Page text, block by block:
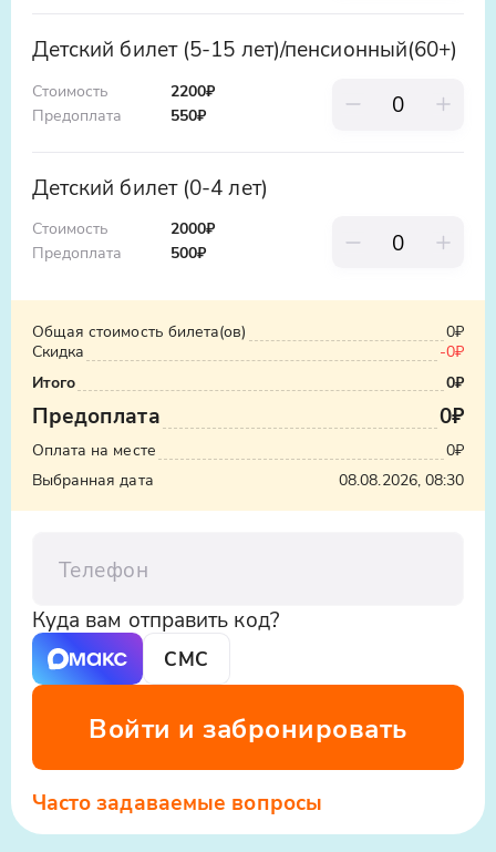
а так же погодные условия, организатор
erid:5jtCeReNx12oajvEYHEZWY9
Детский билет (5-15 лет)/пенсионный(60+)
Стоимость
Предоплата
2200₽
550₽
Детский билет (0-4 лет)
Стоимость
Предоплата
2000₽
500₽
Общая стоимость билета(ов)
0₽
Скидка
-0₽
Итого
0₽
Предоплата 0₽
Оплата на месте
0₽
Выбранная дата
08.08.2026, 08:30
Куда вам отправить код?
СМС
Войти и забронировать
Часто задаваемые вопросы